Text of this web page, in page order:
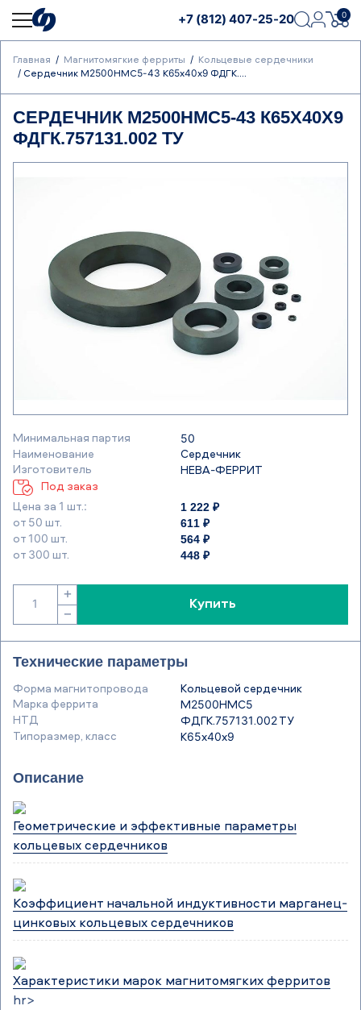
+7 (812) 407-25-20 0
Главная Магнитомягкие ферриты
Кольцевые сердечники
Сердечник М2500НМС5-43 К65х40х9 ФДГК....
СЕРДЕЧНИК М2500НМС5-43 К65Х40Х9
ФДГК.757131.002 ТУ
Минимальная партия
50
Наименование
Сердечник
Изготовитель
НЕВА-ФЕРРИТ
Под заказ
Цена за 1 шт.:
1 222 ₽
от 50 шт. 611 ₽
от 100 шт. 564 ₽
от 300 шт. 448 ₽
−
+
Купить
Технические параметры
Форма магнитопровода
Кольцевой сердечник
Марка феррита
М2500НМС5
НТД
ФДГК.757131.002 ТУ
Типоразмер, класс
К65х40х9
Описание
Геометрические и эффективные параметры
кольцевых сердечников
Коэффициент начальной индуктивности марганец-
цинковых кольцевых сердечников
Характеристики марок магнитомягких ферритов
hr>